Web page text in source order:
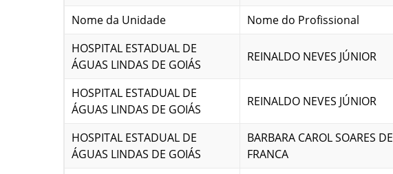
Nome da Unidade
Nome do Profissional
HOSPITAL ESTADUAL DE
ÁGUAS LINDAS DE GOIÁS
REINALDO NEVES JÚNIOR
HOSPITAL ESTADUAL DE
ÁGUAS LINDAS DE GOIÁS
REINALDO NEVES JÚNIOR
HOSPITAL ESTADUAL DE
ÁGUAS LINDAS DE GOIÁS
BARBARA CAROL SOARES DE
FRANCA